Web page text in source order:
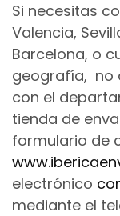
Si necesitas
Valencia,
Barcelona, o
geografía, no
con el
tienda de
formulario de
electrónico
mediante el